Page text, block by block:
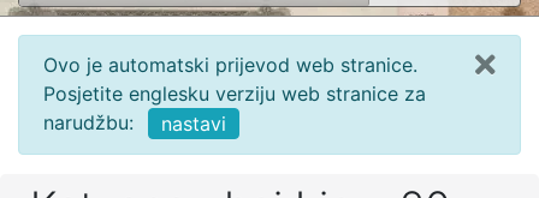
Ovo je automatski prijevod web stranice.
Posjetite englesku verziju web stranice za
narudžbu:
nastavi